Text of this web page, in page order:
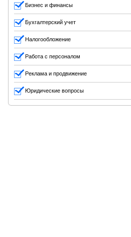
Бизнес и финансы
Бухгалтерский учет
Налогообложение
Работа с персоналом
Реклама и продвижение
Юридические вопросы